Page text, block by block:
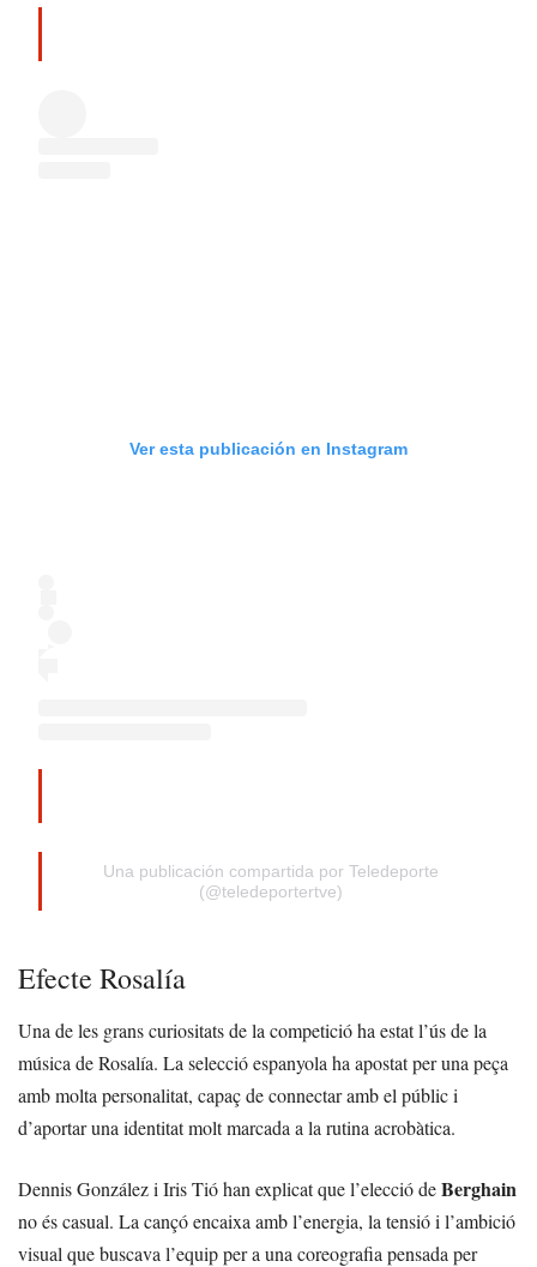
Ver esta publicación en Instagram
Una publicación compartida por Teledeporte
(@teledeportertve)
Efecte Rosalía
Una de les grans curiositats de la competició ha estat l’ús de la
música de Rosalía. La selecció espanyola ha apostat per una peça
amb molta personalitat, capaç de connectar amb el públic i
d’aportar una identitat molt marcada a la rutina acrobàtica.
Dennis González i Iris Tió han explicat que l’elecció deBerghain
no és casual. La cançó encaixa amb l’energia, la tensió i l’ambició
visual que buscava l’equip per a una coreografia pensada per